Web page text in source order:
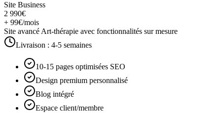
Site Business
2 990€
+ 99€/mois
Site avancé Art-thérapie avec fonctionnalités sur mesure
Livraison : 4-5 semaines
10-15 pages optimisées SEO
Design premium personnalisé
Blog intégré
Espace client/membre